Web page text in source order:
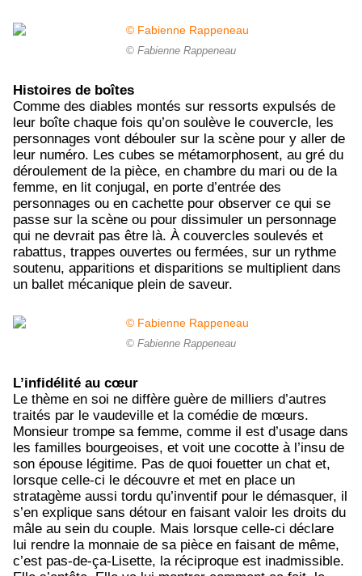
© Fabienne Rappeneau
Histoires de boîtes
Comme des diables montés sur ressorts expulsés de
leur boîte chaque fois qu’on soulève le couvercle, les
personnages vont débouler sur la scène pour y aller de
leur numéro. Les cubes se métamorphosent, au gré du
déroulement de la pièce, en chambre du mari ou de la
femme, en lit conjugal, en porte d’entrée des
personnages ou en cachette pour observer ce qui se
passe sur la scène ou pour dissimuler un personnage
qui ne devrait pas être là. À couvercles soulevés et
rabattus, trappes ouvertes ou fermées, sur un rythme
soutenu, apparitions et disparitions se multiplient dans
un ballet mécanique plein de saveur.
© Fabienne Rappeneau
L’infidélité au cœur
Le thème en soi ne diffère guère de milliers d’autres
traités par le vaudeville et la comédie de mœurs.
Monsieur trompe sa femme, comme il est d’usage dans
les familles bourgeoises, et voit une cocotte à l’insu de
son épouse légitime. Pas de quoi fouetter un chat et,
lorsque celle-ci le découvre et met en place un
stratagème aussi tordu qu’inventif pour le démasquer, il
s’en explique sans détour en faisant valoir les droits du
mâle au sein du couple. Mais lorsque celle-ci déclare
lui rendre la monnaie de sa pièce en faisant de même,
c’est pas-de-ça-Lisette, la réciproque est inadmissible.